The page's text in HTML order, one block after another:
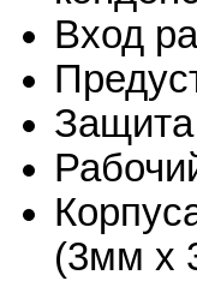
Вход
Защита
(3мм x